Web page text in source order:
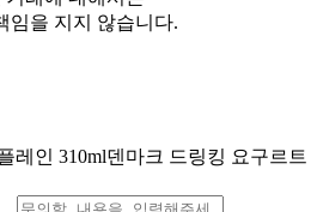
임을 지지 않습니다.
레인 310ml덴마크 드링킹 요구르트